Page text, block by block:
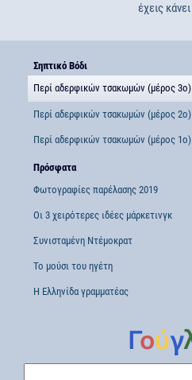
έχεις κάνει
Σηπτικό Βόδι
Περί αδερφικών τσακωμών (μέρος 3ο)
Περί αδερφικών τσακωμών (μέρος 2ο)
Περί αδερφικών τσακωμών (μέρος 1ο)
Πρόσφατα
Φωτογραφίες παρέλασης 2019
Οι 3 χειρότερες ιδέες μάρκετινγκ
Συνισταμένη Ντέμοκρατ
Το μούσι του ηγέτη
Η Ελληνίδα γραμματέας